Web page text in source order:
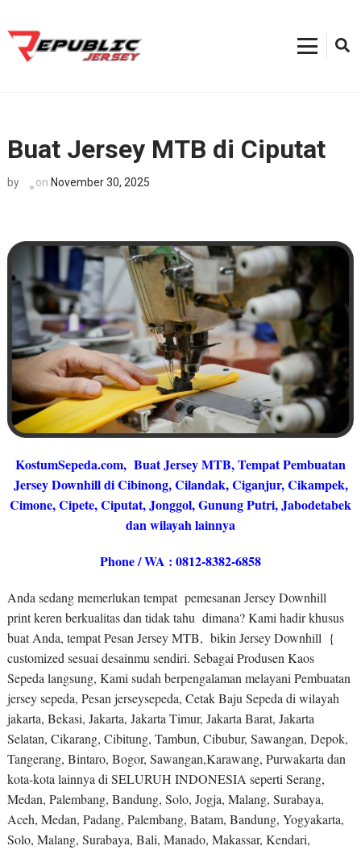
to
content
Kostum Sepeda
0812-8382-6858, Toko Kostum Terdekat, Tempat Buat Jersey Bekasi
Buat Jersey MTB di Ciputat
by on November 30, 2025
KostumSepeda.com, Buat Jersey MTB, Tempat Pembuatan
Jersey Downhill di Cibinong, Cilandak, Ciganjur, Cikampek,
Cimone, Cipete, Ciputat, Jonggol, Gunung Putri, Jabodetabek
dan wilayah lainnya
Phone / WA : 0812-8382-6858
Anda sedang memerlukan tempat pemesanan Jersey Downhill
print keren berkualitas dan tidak tahu dimana? Kami hadir khusus
buat Anda, tempat Pesan Jersey MTB, bikin Jersey Downhill {
customized sesuai desainmu sendiri. Sebagai Produsen Kaos
Sepeda langsung, Kami sudah berpengalaman melayani Pembuatan
jersey sepeda, Pesan jerseysepeda, Cetak Baju Sepeda di wilayah
jakarta, Bekasi, Jakarta, Jakarta Timur, Jakarta Barat, Jakarta
Selatan, Cikarang, Cibitung, Tambun, Cibubur, Sawangan, Depok,
Tangerang, Bintaro, Bogor, Sawangan,Karawang, Purwakarta dan
kota-kota lainnya di SELURUH INDONESIA seperti Serang,
Medan, Palembang, Bandung, Solo, Jogja, Malang, Surabaya,
Aceh, Medan, Padang, Palembang, Batam, Bandung, Yogyakarta,
Solo, Malang, Surabaya, Bali, Manado, Makassar, Kendari,